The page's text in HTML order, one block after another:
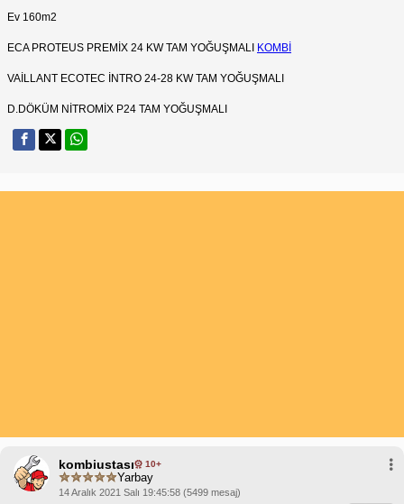
Ev 160m2
ECA PROTEUS PREMİX 24 KW TAM YOĞUŞMALI KOMBİ
VAİLLANT ECOTEC İNTRO 24-28 KW TAM YOĞUŞMALI
D.DÖKÜM NİTROMİX P24 TAM YOĞUŞMALI
kombiustası 10+
Yarbay
14 Aralık 2021 Salı 19:45:58 (5499 mesaj)